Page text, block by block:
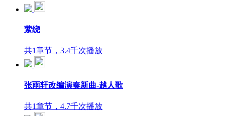
萦绕
共1章节，3.4千次播放
张雨轩改编演奏新曲-越人歌
共1章节，4.7千次播放